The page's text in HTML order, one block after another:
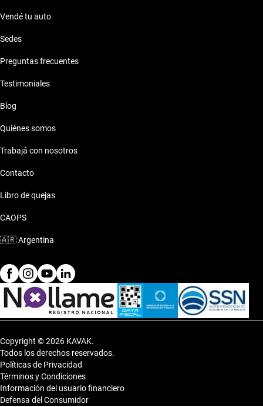
Vendé tu auto
Sedes
Preguntas frecuentes
Testimoniales
Blog
Quiénes somos
Trabajá con nosotros
Contacto
Libro de quejas
CAOPS
🇦🇷Argentina
Copyright © 2026 KAVAK.
Todos los derechos reservados.
Políticas de Privacidad
Términos y Condiciones
Información del usuario financiero
Defensa del Consumidor